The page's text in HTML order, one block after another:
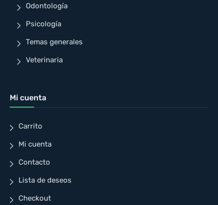
Odontología
Psicología
Temas generales
Veterinaria
Mi cuenta
Carrito
Mi cuenta
Contacto
Lista de deseos
Checkout